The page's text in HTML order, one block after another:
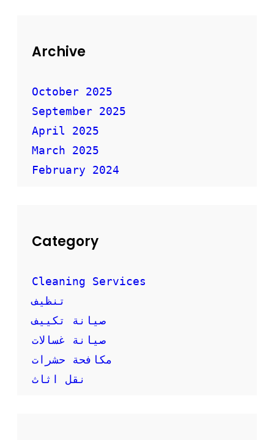
Archive
October 2025
September 2025
April 2025
March 2025
February 2024
Category
Cleaning Services
تنظيف
صيانة تكييف
صيانة غسالات
مكافحة حشرات
نقل اثاث